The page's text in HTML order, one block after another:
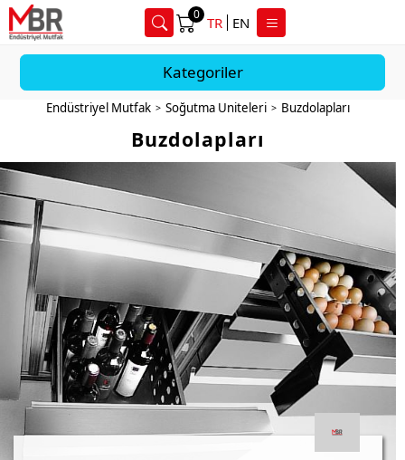
0 TR EN
Kategoriler
Endüstriyel Mutfak > Soğutma Uniteleri > Buzdolapları
Buzdolapları